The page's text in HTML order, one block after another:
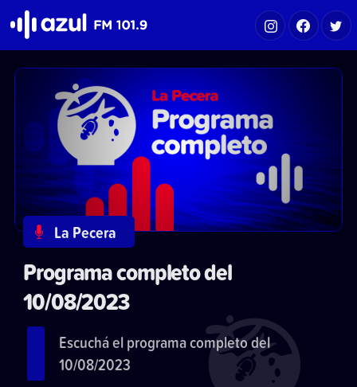
La Pecera
Programa completo del
10/08/2023
Escuchá el programa completo del
10/08/2023